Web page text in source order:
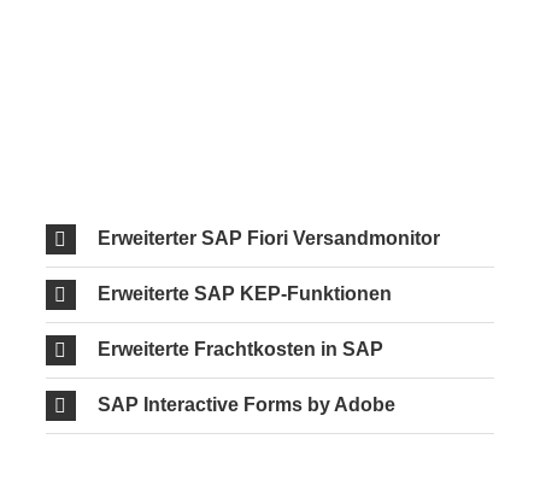
Erweiterter SAP Fiori Versandmonitor
Erweiterte SAP KEP-Funktionen
Erweiterte Frachtkosten in SAP
SAP Interactive Forms by Adobe